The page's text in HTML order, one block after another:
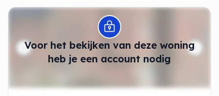
Voor het bekijken van deze woning
heb je een account nodig
Modal openen